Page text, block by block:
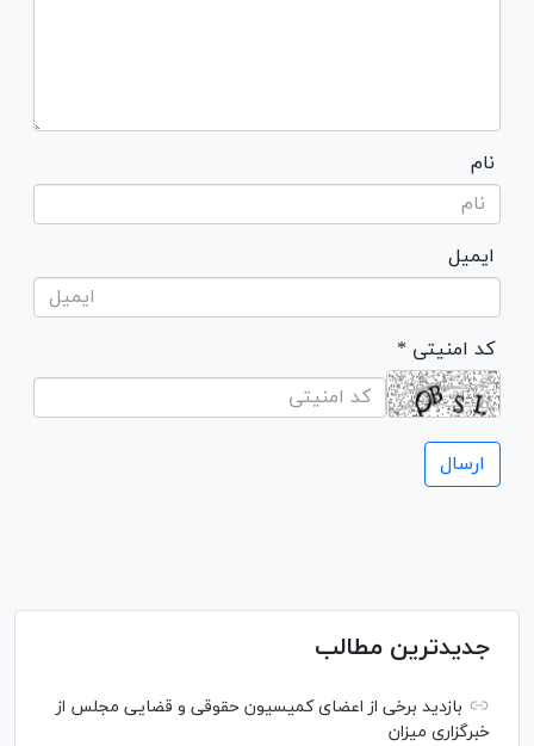
نام
ایمیل
* کد امنیتی
جدیدترین مطالب
بازدید برخی از اعضای کمیسیون حقوقی و قضایی مجلس از
خبرگزاری میزان